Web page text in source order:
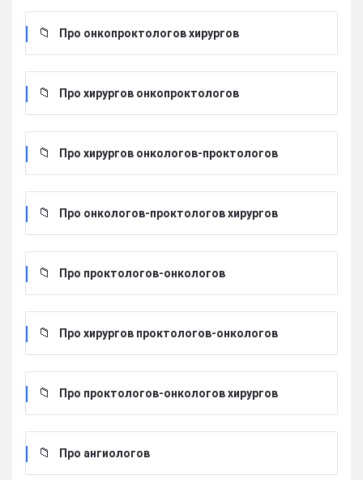
Про онкопроктологов хирургов
Про хирургов онкопроктологов
Про хирургов онкологов-проктологов
Про онкологов-проктологов хирургов
Про проктологов-онкологов
Про хирургов проктологов-онкологов
Про проктологов-онкологов хирургов
Про ангиологов